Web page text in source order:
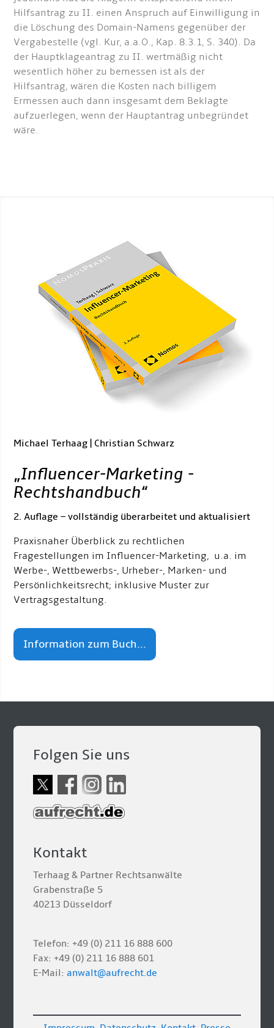
Hilfsantrag zu II. einen Anspruch auf Einwilligung in
die Löschung des Domain-Namens gegenüber der
Vergabestelle (vgl. Kur, a.a.O., Kap. 8.3.1, S. 340). Da
der Hauptklageantrag zu II. wertmäßig nicht
wesentlich höher zu bemessen ist als der
Hilfsantrag, wären die Kosten nach billigem
Ermessen auch dann insgesamt dem Beklagte
aufzuerlegen, wenn der Hauptantrag unbegründet
wäre.
Michael Terhaag | Christian Schwarz
„Influencer-Marketing -
Rechtshandbuch“
2. Auflage – vollständig überarbeitet und aktualisiert
Praxisnaher Überblick zu rechtlichen
Fragestellungen im Influencer-Marketing, u.a. im
Werbe-, Wettbewerbs-, Urheber-, Marken- und
Persönlichkeitsrecht; inklusive Muster zur
Vertragsgestaltung.
Information zum Buch...
Folgen Sie uns
Kontakt
Terhaag & Partner Rechtsanwälte
Grabenstraße 5
40213 Düsseldorf
Telefon: +49 (0) 211 16 888 600
Fax: +49 (0) 211 16 888 601
E-Mail:anwalt@aufrecht.de